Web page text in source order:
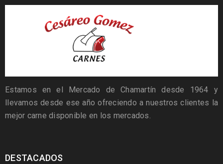
Estamos en el Mercado de Chamartín desde 1964 y
llevamos desde ese año ofreciendo a nuestros clientes la
mejor carne disponible en los mercados.
DESTACADOS